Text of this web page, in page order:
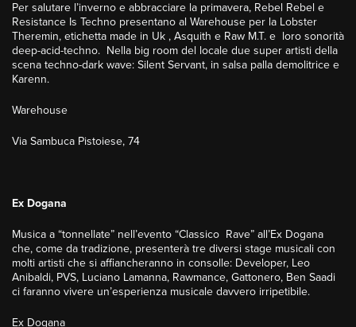
Per salutare l’inverno e abbracciare la primavera, Rebel Rebel e
Resistance Is Techno presentano al Warehouse per la Lobster
Theremin, etichetta made in Uk , Asquith e Raw M.T. e loro sonorità
deep-acid-techno. Nella big room del locale due super artisti della
scena techno-dark wave: Silent Servant, in salsa palla demolitrice e
Karenn.
Warehouse
Via Sambuca Pistoiese, 74
Ex Dogana
Musica a “tonnellate” nell’evento “Classico Rave” all’Ex Dogana
che, come da tradizione, presenterà tre diversi stage musicali con
molti artisti che si affiancheranno in consolle: Developer, Leo
Anibaldi, PVS, Luciano Lamanna, Rawmance, Gattonero, Ben Saadi
ci faranno vivere un’esperienza musicale davvero irripetibile.
Ex Dogana